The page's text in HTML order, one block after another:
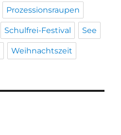
Prozessionsraupen
Schulfrei-Festival See
Weihnachtszeit